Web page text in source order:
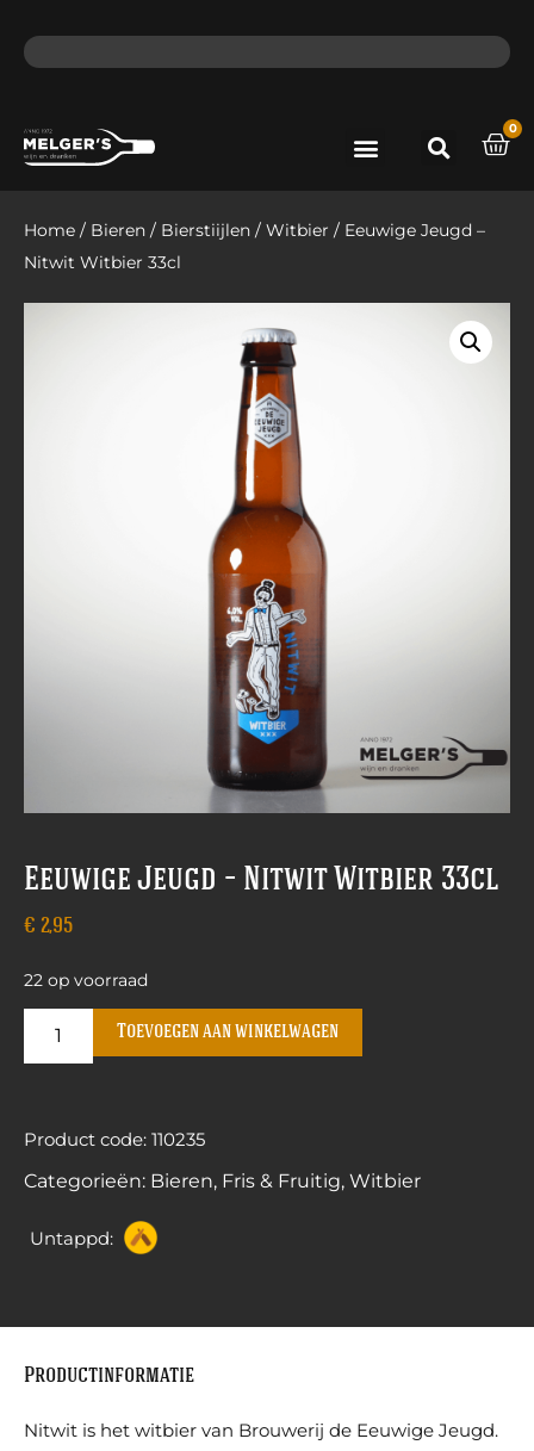
0
Home / Bieren / Bierstiijlen / Witbier / Eeuwige Jeugd –
Nitwit Witbier 33cl
Eeuwige Jeugd – Nitwit Witbier 33cl
€ 2,95
22 op voorraad
Toevoegen aan winkelwagen
Product code: 110235
Categorieën: Bieren, Fris & Fruitig, Witbier
Untappd:
Productinformatie
Nitwit is het witbier van Brouwerij de Eeuwige Jeugd.